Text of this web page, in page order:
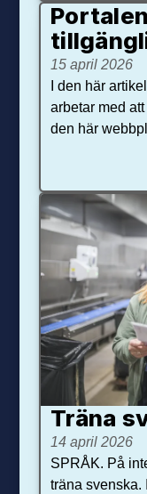
15 april 2026
I den här
arbetar med
den här
Träna
14 april 2026
SPRÅK. På
träna svenska.